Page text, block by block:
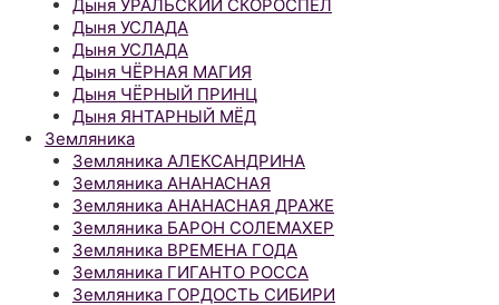
Дыня УРАЛЬСКИЙ СКОРОСПЕЛ
Дыня УСЛАДА
Дыня УСЛАДА
Дыня ЧЁРНАЯ МАГИЯ
Дыня ЧЁРНЫЙ ПРИНЦ
Дыня ЯНТАРНЫЙ МЁД
Земляника
Земляника АЛЕКСАНДРИНА
Земляника АНАНАСНАЯ
Земляника АНАНАСНАЯ ДРАЖЕ
Земляника БАРОН СОЛЕМАХЕР
Земляника ВРЕМЕНА ГОДА
Земляника ГИГАНТО РОССА
Земляника ГОРДОСТЬ СИБИРИ